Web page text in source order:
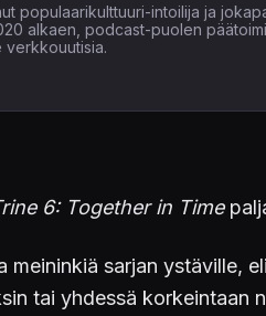
populaarikulttuuri-intoilija ja
alkaen, podcast-puolen
verkkouutisia.
6: Together in Time
sarjan ystäville,
tai yhdessä korkeintaan